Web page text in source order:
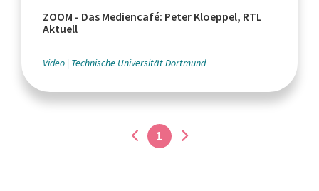
ZOOM - Das Mediencafé: Peter Kloeppel, RTL
Aktuell
Video Technische Universität Dortmund
1